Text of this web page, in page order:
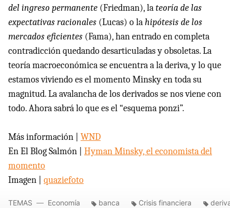
del ingreso permanente (Friedman), lateoría de las
expectativas racionales (Lucas) o lahipótesis de los
mercados eficientes (Fama), han entrado en completa
contradicción quedando desarticuladas y obsoletas. La
teoría macroeconómica se encuentra a la deriva, y lo que
estamos viviendo es el momento Minsky en toda su
magnitud. La avalancha de los derivados se nos viene con
todo. Ahora sabrá lo que es el “esquema ponzi”.
Más información | WND
En El Blog Salmón | Hyman Minsky, el economista del
momento
Imagen | quaziefoto
TEMAS Economía banca Crisis financiera